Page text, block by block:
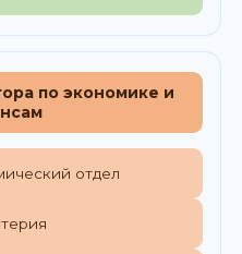
по экономике и
отдел